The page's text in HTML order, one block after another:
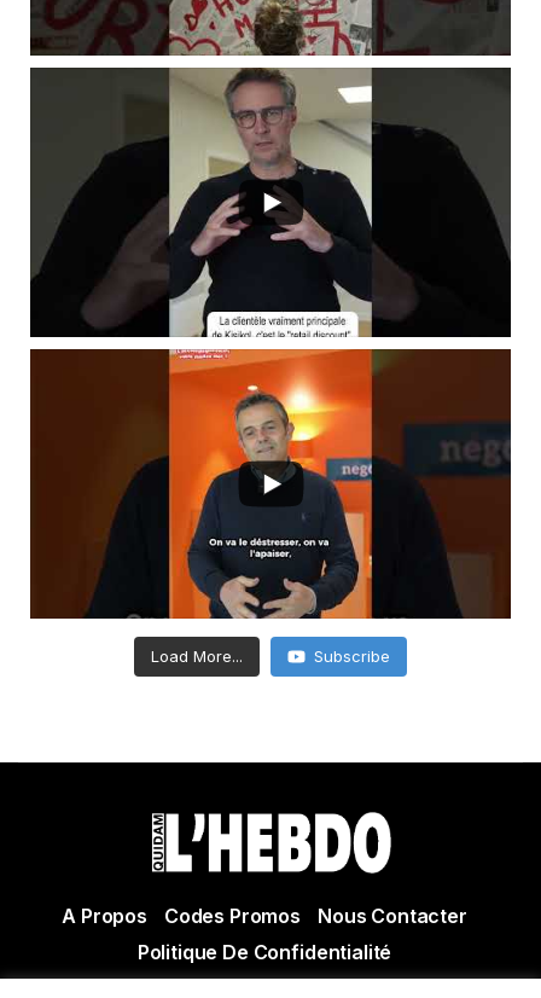
Load More... Subscribe
A Propos Codes Promos
Nous Contacter
Politique De Confidentialité